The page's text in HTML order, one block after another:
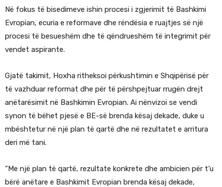
Në fokus të bisedimeve ishin procesi i zgjerimit të Bashkimi
Evropian, ecuria e reformave dhe rëndësia e ruajtjes së një
procesi të besueshëm dhe të qëndrueshëm të integrimit për
vendet aspirante.
Gjatë takimit, Hoxha ritheksoi përkushtimin e Shqipërisë për
të vazhduar reformat dhe për të përshpejtuar rrugën drejt
anëtarësimit në Bashkimin Evropian. Ai nënvizoi se vendi
synon të bëhet pjesë e BE-së brenda kësaj dekade, duke u
mbështetur në një plan të qartë dhe në rezultatet e arritura
deri më tani.
“Me një plan të qartë, rezultate konkrete dhe ambicien për t’u
bërë anëtare e Bashkimit Evropian brenda kësaj dekade,